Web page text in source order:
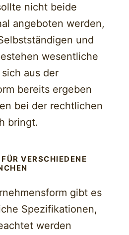
nicht beide
angeboten werden,
und
wesentliche
aus der
bereits ergeben
bei der rechtlichen
bringt.
VERSCHIEDENE
gibt es
Spezifikationen,
werden